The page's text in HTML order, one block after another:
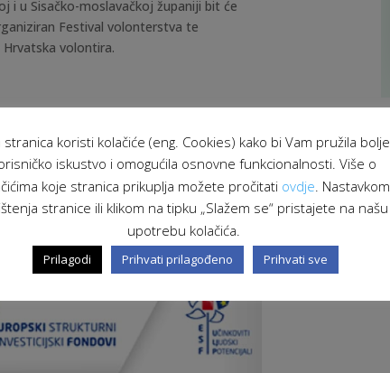
i u Sisačko-moslavačkoj županiji bit će
Festival volonterstva te
volontira.
kontaktirati voditeljicu projekta Antoniju
pronaći na
stranica koristi kolačiće (eng. Cookies) kako bi Vam pružila bolje
iskustvo i omogućila osnovne funkcionalnosti. Više o
koje stranica prikuplja možete pročitati ovdje . Nastavkom
stranice ili klikom na tipku „Slažem se“ pristajete na našu
upotrebu kolačića.
Prilagodi Prihvati prilagođeno Prihvati sve